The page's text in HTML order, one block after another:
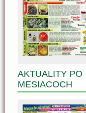
AKTUALITY PO
MESIACOCH